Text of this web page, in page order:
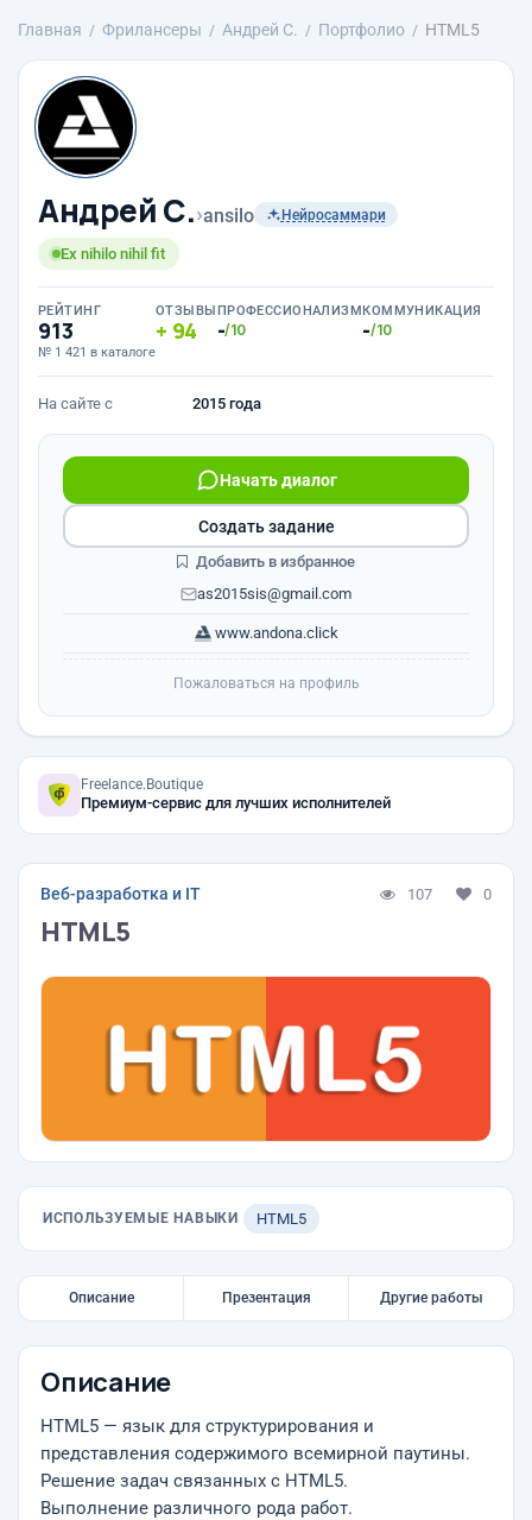
Главная Фрилансеры Андрей С. Портфолио HTML5
Андрей С.›ansilo Нейросаммари
Ex nihilo nihil fit
РЕЙТИНГ
913
№ 1 421 в каталоге
ОТЗЫВЫ
94
ПРОФЕССИОНАЛИЗМ
-/10
КОММУНИКАЦИЯ
-/10
На сайте с 2015 года
Начать диалог
as2015sis@gmail.com
www.andona.click
Создать задание
Добавить в избранное
Пожаловаться на профиль
Freelance.Boutique
Премиум-сервис для лучших исполнителей
Веб-разработка и IT 107 0
HTML5
ИСПОЛЬЗУЕМЫЕ НАВЫКИ HTML5
Описание Презентация Другие работы
Описание
HTML5 — язык для структурирования и
представления содержимого всемирной паутины.
Решение задач связанных с HTML5.
Выполнение различного рода работ.